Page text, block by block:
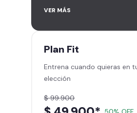
Acceso ilimitado a
Derecho a traer un
Smart Spa (Relájate en
de masajes)
Descuentos especiales
Smart Fit App (Tu plan
VER MÁS
Plan Fit
Entrena cuando quieras en
elección
$ 99.900